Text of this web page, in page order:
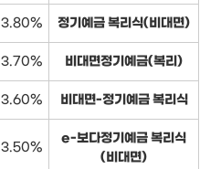
3.80% 정기예금 복리식(비대면)
3.70% 비대면정기예금(복리)
3.60% 비대면-정기예금 복리식
3.50%
e-보다정기예금 복리식
(비대면)